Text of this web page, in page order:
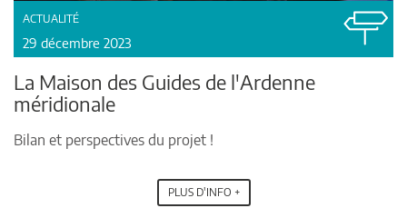
ACTUALITÉ
29 décembre 2023
La Maison des Guides de l'Ardenne
méridionale
Bilan et perspectives du projet !
PLUS D'INFO +